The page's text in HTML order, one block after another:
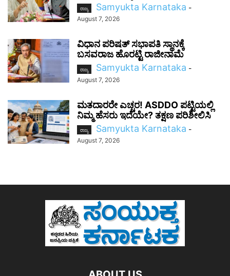
ರಾಜ್ಯ Samyukta Karnataka -
August 7, 2026
ವಿಧಾನ ಪರಿಷತ್ ಸಭಾಪತಿ ಸ್ಥಾನಕ್ಕೆ
ಬಸವರಾಜ ಹೊರಟ್ಟಿ ರಾಜೀನಾಮೆ
ರಾಜ್ಯ Samyukta Karnataka -
August 7, 2026
ಮತದಾರರೇ ಎಚ್ಚರ! ASDDO ಪಟ್ಟಿಯಲ್ಲಿ
ನಿಮ್ಮ ಹೆಸರು ಇದೆಯೇ? ತಕ್ಷಣ ಪರಿಶೀಲಿಸಿ
ರಾಜ್ಯ Samyukta Karnataka -
August 7, 2026